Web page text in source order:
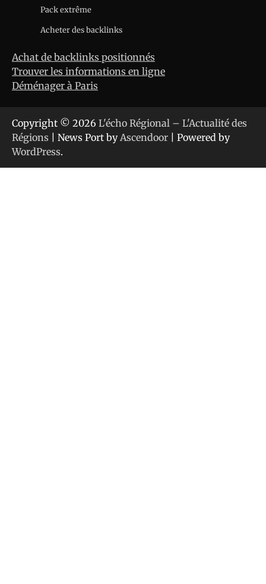
Pack extrême
Acheter des backlinks
Achat de backlinks positionnés
Trouver les informations en ligne
Déménager à Paris
Copyright © 2026 L'écho Régional – L'Actualité des
Régions | News Port byAscendoor | Powered by
WordPress.